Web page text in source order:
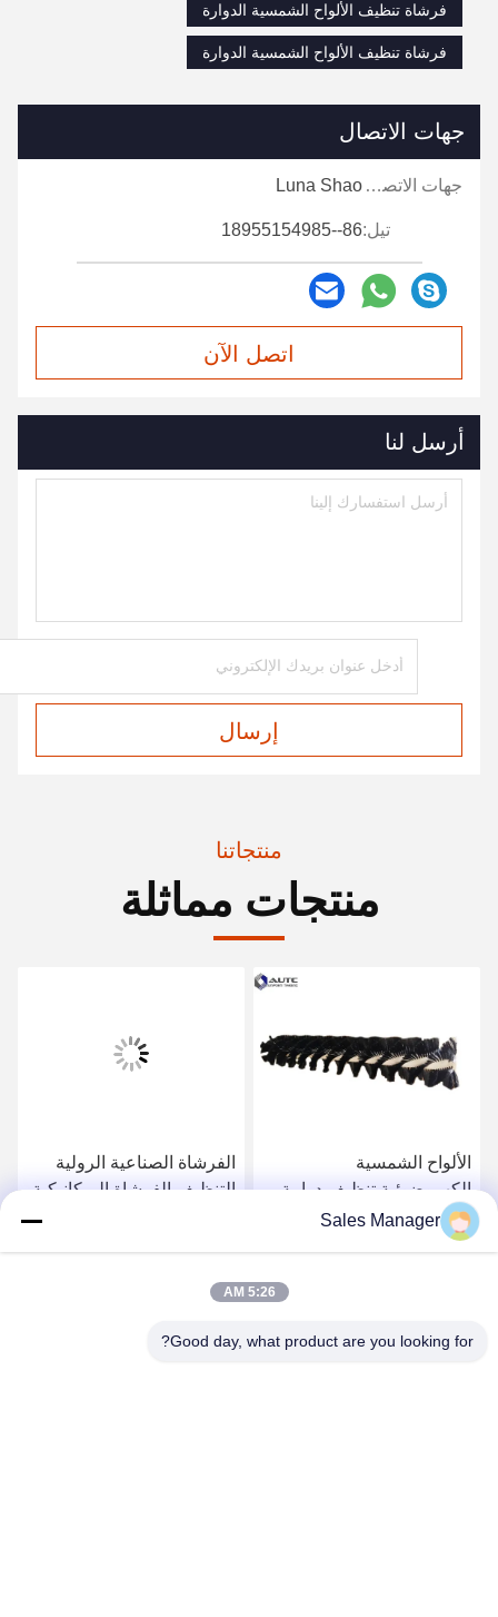
فرشاة تنظيف الألواح الشمسية الدوارة
فرشاة تنظيف الألواح الشمسية الدوارة
جهات الاتصال
جهات الاتصال: Luna Shao
تيل:86--18955154985
اتصل الآن
أرسل لنا
إرسال
منتجاتنا
منتجات مماثلة
الألواح الشمسية
الكهروضوئية تنظيف دوامة
الأسطوانة فرشاة تنظيف
الألواح الشمسية نايلون
الفرشاة الصناعية الرولية
التنظيف الفرشاة الميكانيكية
Sales Manager
5:26 AM
Good day, what product are you looking for?